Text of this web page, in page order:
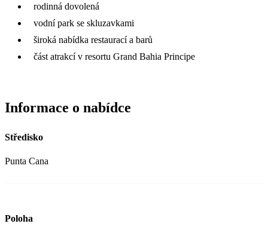
rodinná dovolená
vodní park se skluzavkami
široká nabídka restaurací a barů
část atrakcí v resortu Grand Bahia Principe
Informace o nabídce
Středisko
Punta Cana
Poloha